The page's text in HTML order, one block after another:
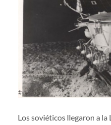
Los soviéticos llegaron a la